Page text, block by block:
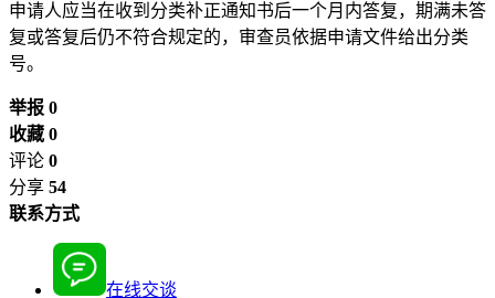
申请人应当在收到分类补正通知书后一个月内答复，期满未答
复或答复后仍不符合规定的，审查员依据申请文件给出分类
号。
举报 0
收藏 0
评论 0
分享 54
联系方式
在线交谈